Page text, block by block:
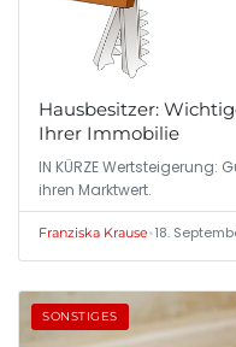
Hausbesitzer:
Ihrer Immobilie
IN KÜRZE
ihren Marktwert.
Franziska Krause•18.
SONSTIGES